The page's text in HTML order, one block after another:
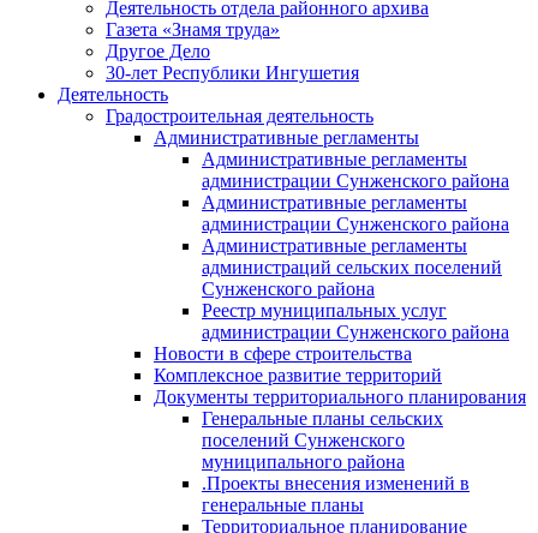
Деятельность отдела районного архива
Газета «Знамя труда»
Другое Дело
30-лет Республики Ингушетия
Деятельность
Градостроительная деятельность
Административные регламенты
Административные регламенты
администрации Сунженского района
Административные регламенты
администрации Сунженского района
Административные регламенты
администраций сельских поселений
Сунженского района
Реестр муниципальных услуг
администрации Сунженского района
Новости в сфере строительства
Комплексное развитие территорий
Документы территориального планирования
Генеральные планы сельских
поселений Сунженского
муниципального района
.Проекты внесения изменений в
генеральные планы
Территориальное планирование